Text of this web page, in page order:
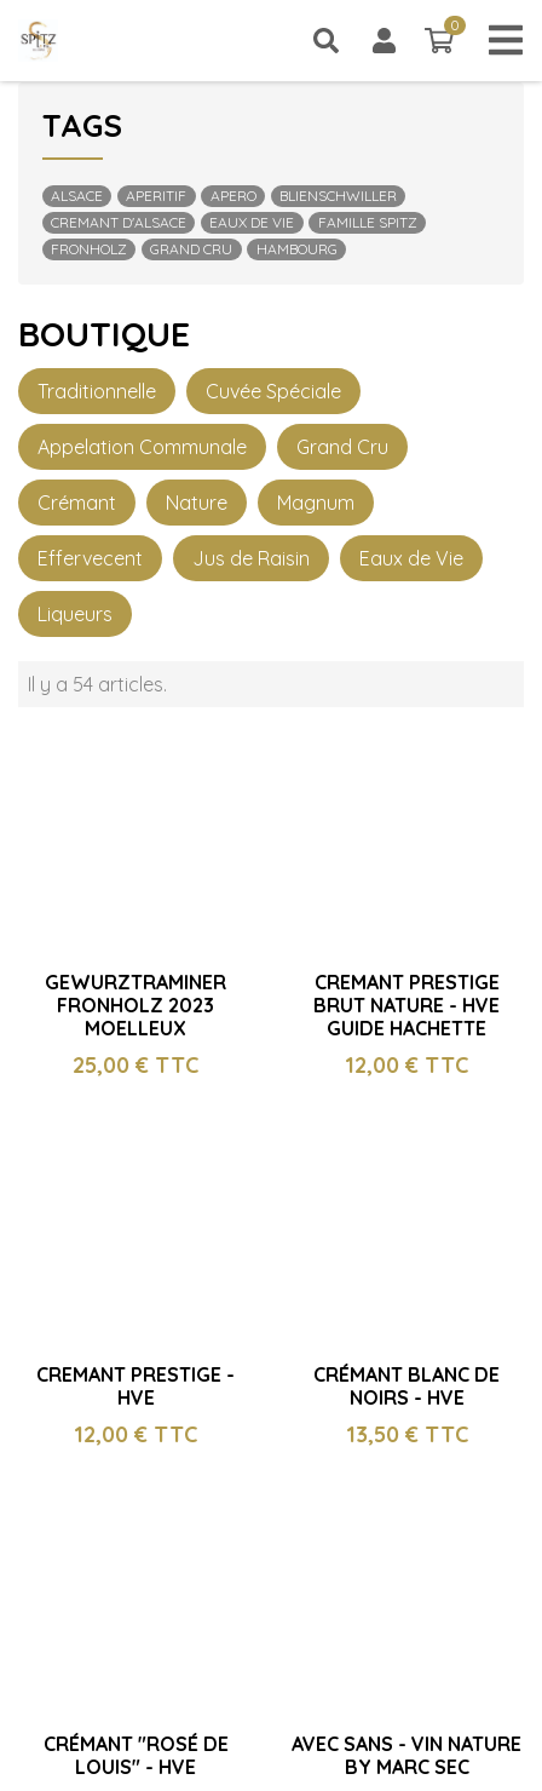
0
0 article
BOUTIQUE
Traditionnelle Cuvée Spéciale
Appelation Communale Grand Cru
Crémant Nature Magnum
Effervecent Jus de Raisin Eaux de Vie
Liqueurs
Il y a 54 articles.
GEWURZTRAMINER
FRONHOLZ 2023
MOELLEUX
25,00 € TTC
CREMANT PRESTIGE
BRUT NATURE - HVE
GUIDE HACHETTE
12,00 € TTC
CREMANT PRESTIGE -
HVE
12,00 € TTC
CRÉMANT BLANC DE
NOIRS - HVE
13,50 € TTC
CRÉMANT "ROSÉ DE
LOUIS" - HVE
AVEC SANS - VIN NATURE
BY MARC SEC
CATÉGORIES
TAGS
ALSACE APERITIF APERO
BLIENSCHWILLER
CREMANT D'ALSACE
EAUX DE VIE
FAMILLE SPITZ
FRONHOLZ
GRAND CRU HAMBOURG